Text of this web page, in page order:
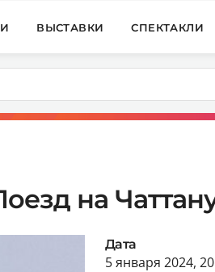
ВЫСТАВКИ СПЕКТАКЛИ
на
Дата
5 января 2024,